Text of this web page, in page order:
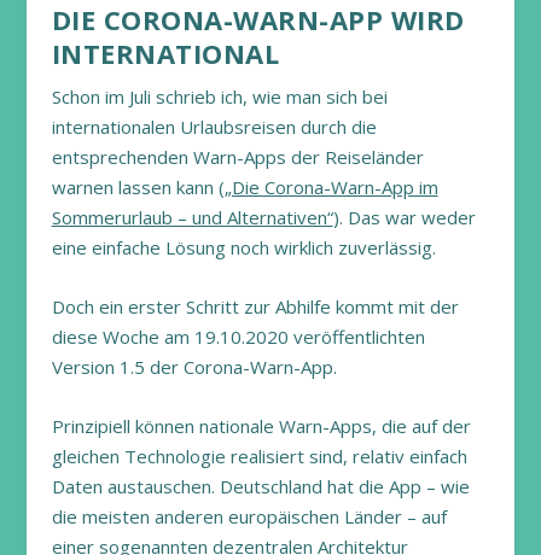
DIE CORONA-WARN-APP WIRD
INTERNATIONAL
Schon im Juli schrieb ich, wie man sich bei
internationalen Urlaubsreisen durch die
entsprechenden Warn-Apps der Reiseländer
warnen lassen kann („Die Corona-Warn-App im
Sommerurlaub – und Alternativen“). Das war weder
eine einfache Lösung noch wirklich zuverlässig.
Doch ein erster Schritt zur Abhilfe kommt mit der
diese Woche am 19.10.2020 veröffentlichten
Version 1.5 der Corona-Warn-App.
Prinzipiell können nationale Warn-Apps, die auf der
gleichen Technologie realisiert sind, relativ einfach
Daten austauschen. Deutschland hat die App – wie
die meisten anderen europäischen Länder – auf
einer sogenannten dezentralen Architektur